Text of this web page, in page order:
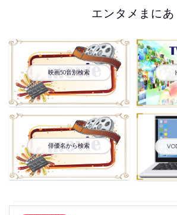
エンタメまにあ
映画50音別検索
俳優名から検索